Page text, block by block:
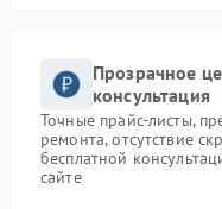
Прозрачное
консультация
Точные прайс-листы,
ремонта, отсутствие
бесплатной
сайте